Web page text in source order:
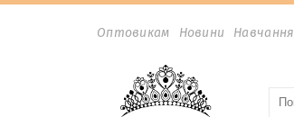
Оптовикам Новини Навчання